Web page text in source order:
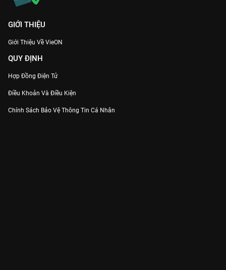
GIỚI THIỆU
Giới Thiệu Về VieON
QUY ĐỊNH
Hợp Đồng Điện Tử
Điều Khoản Và Điều Kiện
Chính Sách Bảo Vệ Thông Tin Cá Nhân